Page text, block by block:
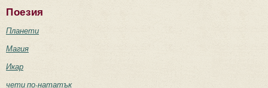
Поезия
Планети
Магия
Икар
чети по-нататък